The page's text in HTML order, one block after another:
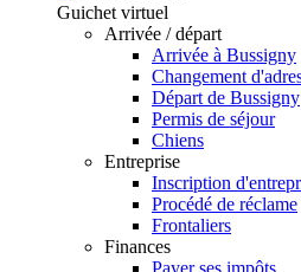
Guichet virtuel
Arrivée / départ
Arrivée à Bussigny
Changement
Départ de Bussigny
Permis de séjour
Chiens
Entreprise
Inscription
Procédé de réclame
Frontaliers
Finances
Payer ses impôts